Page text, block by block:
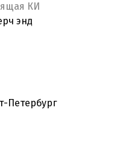
КИ
энд
Петербург